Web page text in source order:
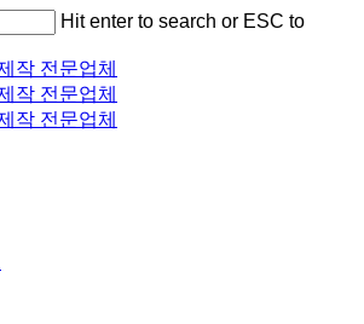
Hit enter to search or ESC to